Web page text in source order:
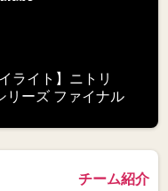
ライト】ニトリ
リーズ ファイナル
チーム紹介